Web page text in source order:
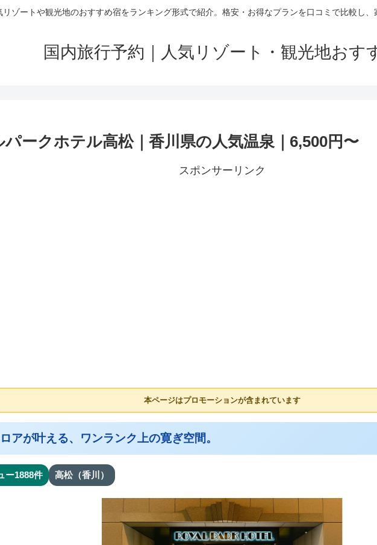
ゾートや観光地のおすすめ宿をランキング形式で紹介。格安・お得なプランを口コミで比較し
国内旅行予約｜人気リゾート・観光地おす
パークホテル高松｜香川県の人気温泉｜6,500円〜
スポンサーリンク
本ページはプロモーションが含まれています
アが叶える、ワンランク上の寛ぎ空間。
ー1888件 高松（香川）